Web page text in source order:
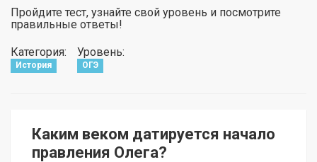
Пройдите тест, узнайте свой уровень и посмотрите
правильные ответы!
Категория:
История
Уровень:
ОГЭ
Каким веком датируется начало
правления Олега?